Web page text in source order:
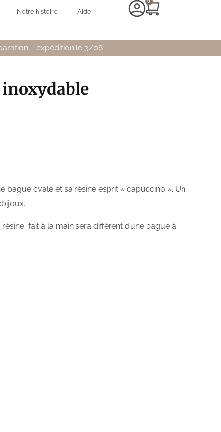
Notre histoire Aide
0
– expédition le 3/08
inoxydable
bague ovale et sa résine esprit « capuccino ». Un
fait à la main sera différent d’une bague à